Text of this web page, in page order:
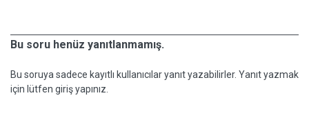
Bu soru henüz yanıtlanmamış.
Bu soruya sadece kayıtlı kullanıcılar yanıt yazabilirler. Yanıt yazmak
için lütfen giriş yapınız.